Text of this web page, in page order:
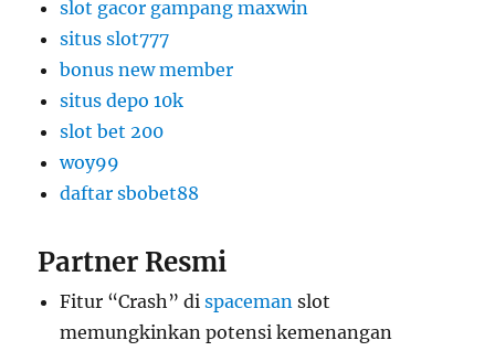
slot gacor gampang maxwin
situs slot777
bonus new member
situs depo 10k
slot bet 200
woy99
daftar sbobet88
Partner Resmi
Fitur “Crash” dispaceman slot
memungkinkan potensi kemenangan